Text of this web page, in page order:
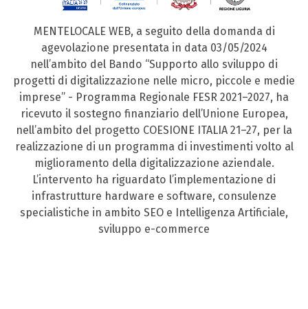
MENTELOCALE WEB, a seguito della domanda di
agevolazione presentata in data 03/05/2024
nell’ambito del Bando “Supporto allo sviluppo di
progetti di digitalizzazione nelle micro, piccole e medie
imprese” - Programma Regionale FESR 2021–2027, ha
ricevuto il sostegno finanziario dell’Unione Europea,
nell’ambito del progetto COESIONE ITALIA 21–27, per la
realizzazione di un programma di investimenti volto al
miglioramento della digitalizzazione aziendale.
L’intervento ha riguardato l’implementazione di
infrastrutture hardware e software, consulenze
specialistiche in ambito SEO e Intelligenza Artificiale,
sviluppo e-commerce